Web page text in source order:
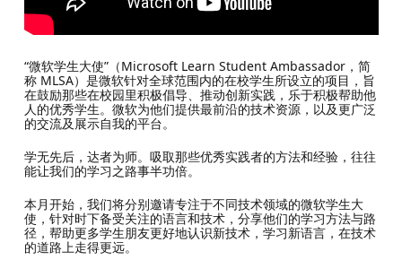
“微软学生大使”（Microsoft Learn Student Ambassador，简
称 MLSA）是微软针对全球范围内的在校学生所设立的项目，旨
在鼓励那些在校园里积极倡导、推动创新实践，乐于积极帮助他
人的优秀学生。微软为他们提供最前沿的技术资源，以及更广泛
的交流及展示自我的平台。
学无先后，达者为师。吸取那些优秀实践者的方法和经验，往往
能让我们的学习之路事半功倍。
本月开始，我们将分别邀请专注于不同技术领域的微软学生大
使，针对时下备受关注的语言和技术，分享他们的学习方法与路
径，帮助更多学生朋友更好地认识新技术，学习新语言，在技术
的道路上走得更远。